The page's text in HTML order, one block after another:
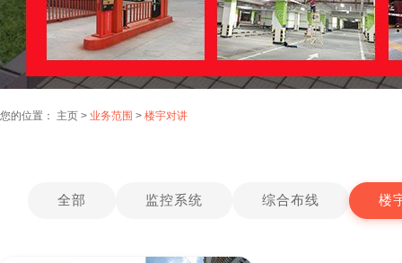
您的位置： 主页 > 业务范围 > 楼宇对讲
全部 监控系统 综合布线 楼